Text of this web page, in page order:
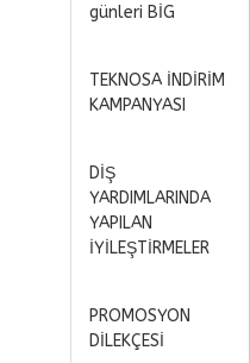
günleri BİG
TEKNOSA İNDİRİM
KAMPANYASI
DİŞ
YARDIMLARINDA
YAPILAN
İYİLEŞTİRMELER
PROMOSYON
DİLEKÇESİ